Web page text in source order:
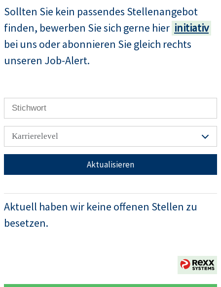
Sollten Sie kein passendes Stellenangebot
finden, bewerben Sie sich gerne hier initiativ
bei uns oder abonnieren Sie gleich rechts
unseren Job-Alert.
Karrierelevel
Aktualisieren
Aktuell haben wir keine offenen Stellen zu
besetzen.